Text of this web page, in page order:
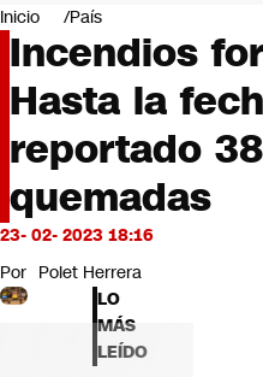
Negocios
Deportes
Programas completos
Cultura
Servicios
Bits
CNN Data
CNN tiempo
Futuro 360
Inicio País
Incendios
Hasta la
reportado
quemadas
23- 02- 2023 18:16
Por Polet Herrera
LO
MÁS
LEÍDO